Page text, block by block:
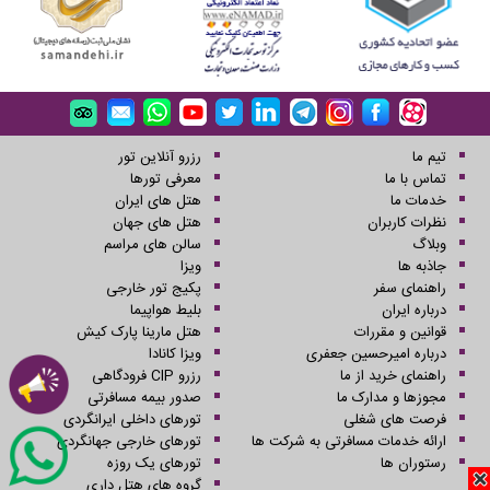
تیم ما
تماس با ما
خدمات ما
نظرات کاربران
وبلاگ
جاذبه ها
راهنمای سفر
درباره ایران
قوانین و مقررات
درباره امیرحسین جعفری
راهنمای خرید از ما
مجوزها و مدارک ما
فرصت های شغلی
ارائه خدمات مسافرتی به شرکت ها
رستوران ها
رزرو آنلاین تور
معرفی تورها
هتل های ایران
هتل های جهان
سالن های مراسم
ویزا
پکیج تور خارجی
بلیط هواپیما
هتل مارینا پارک کیش
ویزا کانادا
رزرو CIP فرودگاهی
صدور بیمه مسافرتی
تورهای داخلی ایرانگردی
تورهای خارجی جهانگردی
تورهای یک روزه